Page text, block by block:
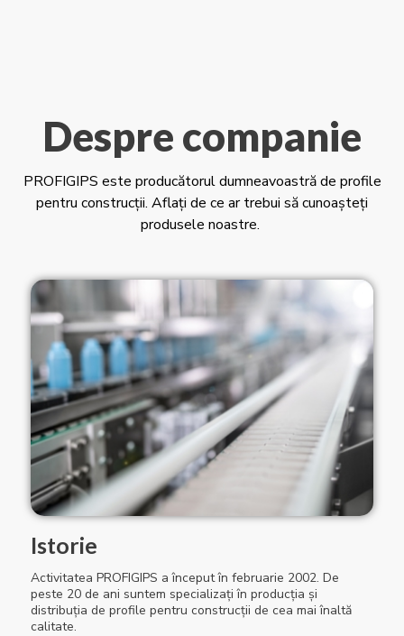
Despre companie
PROFIGIPS este producătorul dumneavoastră de profile
pentru construcții. Aflați de ce ar trebui să cunoașteți
produsele noastre.
Istorie
Activitatea PROFIGIPS a început în februarie 2002. De
peste 20 de ani suntem specializați în producția și
distribuția de profile pentru construcții de cea mai înaltă
calitate.